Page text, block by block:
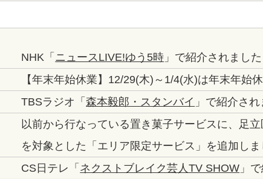
NHK「 ニュースLIVE!ゆう5時 」で紹介されました
【年末年始休業】12/29(木)～1/4(水)は年末年始
TBSラジオ「森本毅郎・スタンバイ 」で紹介され
以前から行なっている置き菓子サービスに、足
を対象とした「エリア限定サービス 」を追加しま
CS日テレ「 ネクストブレイク芸人TV SHOW 」